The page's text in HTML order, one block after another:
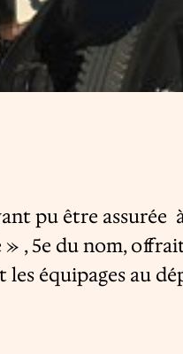
pu être assurée
, 5e du nom,
équipages au